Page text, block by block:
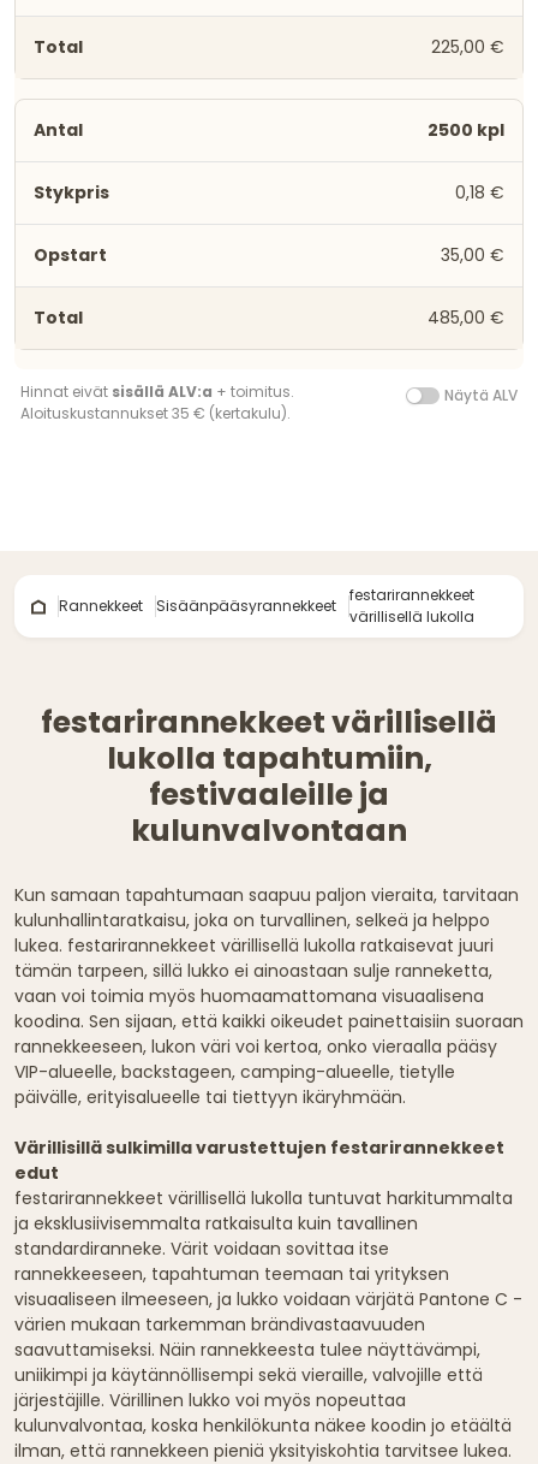
225,00 €
2500 kpl
0,18 €
35,00 €
485,00 €
Hinnat eivät sisällä ALV:a + toimitus.
Aloituskustannukset 35 € (kertakulu).
Näytä ALV
Rannekkeet Sisäänpääsyrannekkeet
festarirannekkeet
värillisellä lukolla
festarirannekkeet värillisellä
lukolla tapahtumiin,
festivaaleille ja
kulunvalvontaan
Kun samaan tapahtumaan saapuu paljon vieraita, tarvitaan
kulunhallintaratkaisu, joka on turvallinen, selkeä ja helppo
lukea. festarirannekkeet värillisellä lukolla ratkaisevat juuri
tämän tarpeen, sillä lukko ei ainoastaan sulje ranneketta,
vaan voi toimia myös huomaamattomana visuaalisena
koodina. Sen sijaan, että kaikki oikeudet painettaisiin suoraan
rannekkeeseen, lukon väri voi kertoa, onko vieraalla pääsy
VIP-alueelle, backstageen, camping-alueelle, tietylle
päivälle, erityisalueelle tai tiettyyn ikäryhmään.
Värillisillä sulkimilla varustettujen festarirannekkeet
edut
festarirannekkeet värillisellä lukolla tuntuvat harkitummalta
ja eksklusiivisemmalta ratkaisulta kuin tavallinen
standardiranneke. Värit voidaan sovittaa itse
rannekkeeseen, tapahtuman teemaan tai yrityksen
visuaaliseen ilmeeseen, ja lukko voidaan värjätä Pantone C -
värien mukaan tarkemman brändivastaavuuden
saavuttamiseksi. Näin rannekkeesta tulee näyttävämpi,
uniikimpi ja käytännöllisempi sekä vieraille, valvojille että
järjestäjille. Värillinen lukko voi myös nopeuttaa
kulunvalvontaa, koska henkilökunta näkee koodin jo etäältä
ilman, että rannekkeen pieniä yksityiskohtia tarvitsee lukea.